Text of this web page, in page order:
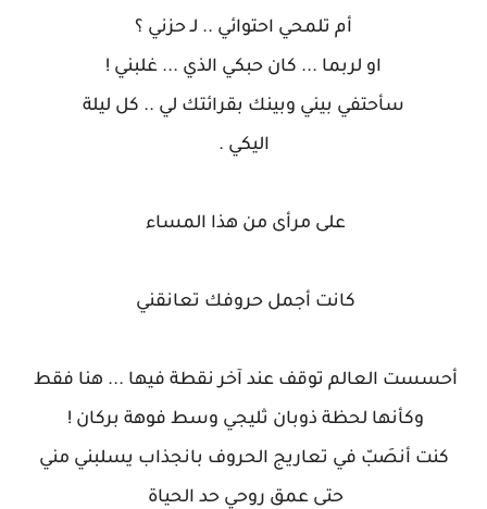
أم تلمحي احتوائي .. لـ حزني ؟
او لربما ... كان حبكي الذي ... غلبني !
سأحتفي بيني وبينك بقرائتك لي .. كل ليلة
اليكي .
على مرأى من هذا المساء
كانت أجمل حروفك تعانقني
أحسست العالم توقف عند آخر نقطة فيها ... هنا فقط
وكأنها لحظة ذوبان ثليجي وسط فوهة بركان !
كنت أنصَبّ في تعاريج الحروف بانجذاب يسلبني مني
حتى عمق روحي حد الحياة